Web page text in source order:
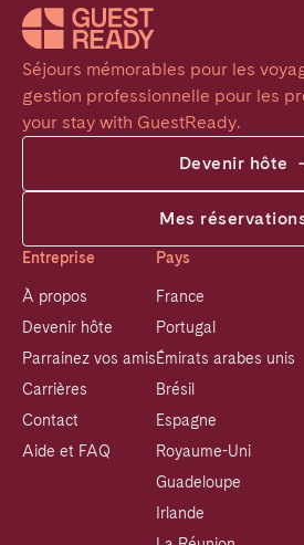
Séjours mémorables pour les
gestion professionnelle pour les
your stay with GuestReady.
Devenir hôte
Mes
Entreprise
À propos
Devenir hôte
Parrainez vos amis
Carrières
Contact
Aide et FAQ
Pays
France
Portugal
Émirats arabes unis
Brésil
Espagne
Royaume-Uni
Guadeloupe
Irlande